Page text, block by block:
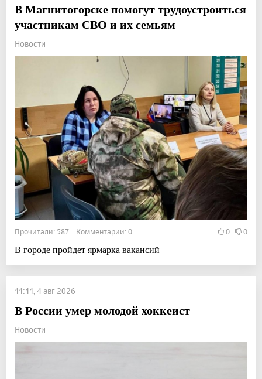
В Магнитогорске помогут трудоустроиться
участникам СВО и их семьям
Новости
Прочитали: 587 Комментарии: 0 0 0
В городе пройдет ярмарка вакансий
11:11, 4 авг 2026
В России умер молодой хоккеист
Новости